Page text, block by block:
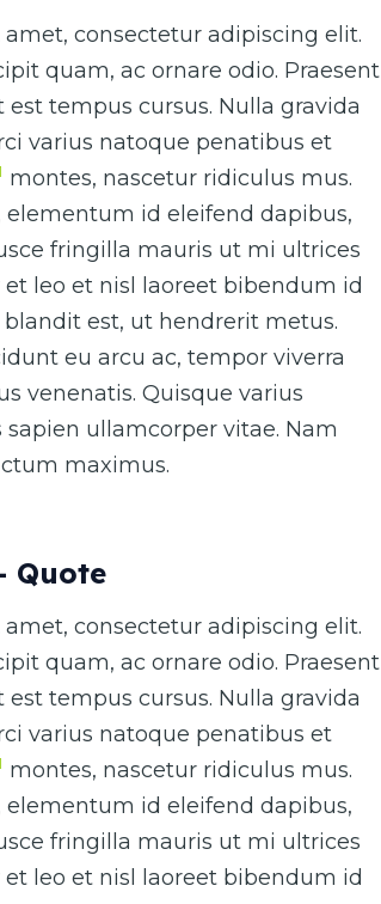
consectetur adipiscing elit.
quam, ac ornare odio. Praesent
tempus cursus. Nulla gravida
varius natoque penatibus et
montes, nascetur ridiculus mus.
elementum id eleifend dapibus,
fringilla mauris ut mi ultrices
leo et nisl laoreet bibendum id
blandit est, ut hendrerit metus.
eu arcu ac, tempor viverra
venenatis. Quisque varius
sapien ullamcorper vitae. Nam
maximus.
Quote
consectetur adipiscing elit.
quam, ac ornare odio. Praesent
tempus cursus. Nulla gravida
varius natoque penatibus et
montes, nascetur ridiculus mus.
elementum id eleifend dapibus,
fringilla mauris ut mi ultrices
leo et nisl laoreet bibendum id